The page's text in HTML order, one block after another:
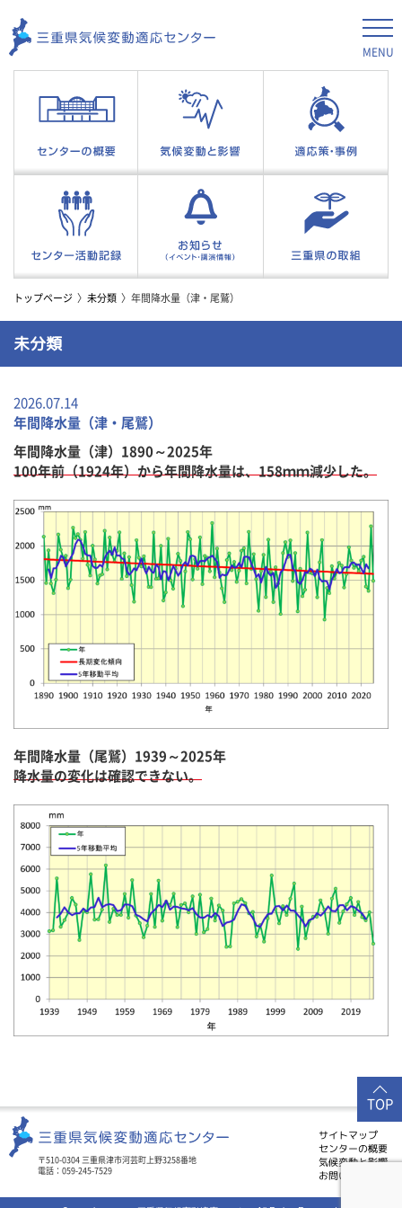
MENU
トップページ 未分類 年間降水量（津・尾鷲）
未分類
2026.07.14
年間降水量（津・尾鷲）
年間降水量（津）1890～2025年
100年前（1924年）から年間降水量は、158ｍｍ減少した。
年間降水量（尾鷲）1939～2025年
降水量の変化は確認できない。
TOP
〒510-0304 三重県津市河芸町上野3258番地
電話：059-245-7529
サイトマップ
センターの概要
気候変動と影響
お問い合わせ